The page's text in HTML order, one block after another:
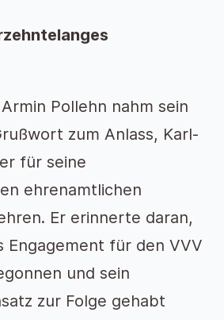
Pollehn nahm sein
zum Anlass, Karl-
für seine
ehrenamtlichen
Er erinnerte daran,
Engagement für den VVV
und sein
zur Folge gehabt